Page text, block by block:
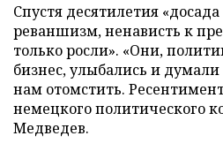
Спустя десятилетия
реваншизм, ненависть к
только росли». «Они,
бизнес, улыбались и думали
нам отомстить. Ресентимент
немецкого политического
Медведев.